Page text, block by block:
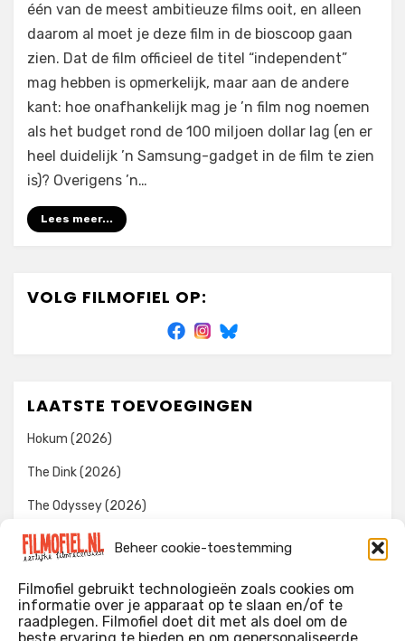
Beheer cookie-toestemming
Filmofiel gebruikt technologieën zoals cookies om
informatie over je apparaat op te slaan en/of te
raadplegen. Filmofiel doet dit met als doel om de
Atlas
(2012)
één van de meest ambitieuze films ooit, en alleen
daarom al moet je deze film in de bioscoop gaan
zien. Dat de film officieel de titel “independent”
mag hebben is opmerkelijk, maar aan de andere
kant: hoe onafhankelijk mag je ’n film nog noemen
als het budget rond de 100 miljoen dollar lag (en er
heel duidelijk ’n Samsung-gadget in de film te zien
is)? Overigens ’n…
Lees meer...
VOLG FILMOFIEL OP:
LAATSTE TOEVOEGINGEN
Hokum (2026)
The Dink (2026)
The Odyssey (2026)
Evil Dead Burn (2026)